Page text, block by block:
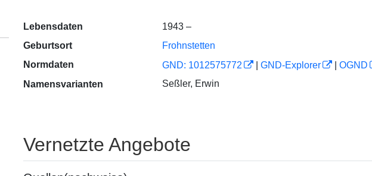
Lebensdaten
1943 –
Geburtsort
Frohnstetten
Normdaten
GND: 1012575772 GND-Explorer OGND
Namensvarianten
Seßler, Erwin
Vernetzte Angebote